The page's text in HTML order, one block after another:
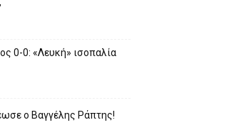
0-0: «Λευκή» ισοπαλία
ο Βαγγέλης Ράπτης!